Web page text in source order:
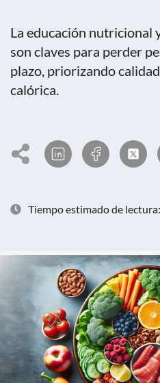
La educación nutricional
son claves para perder
plazo, priorizando
calórica.
Tiempo estimado de